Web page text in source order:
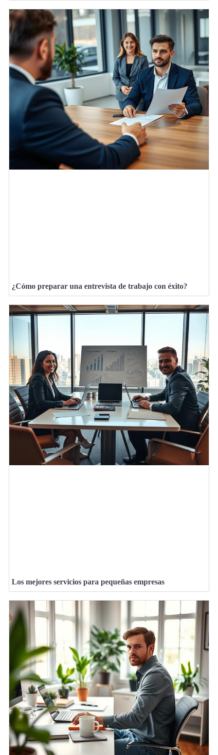
¿Cómo preparar una entrevista de trabajo con éxito?
Los mejores servicios para pequeñas empresas